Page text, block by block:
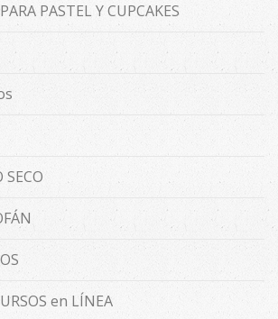
PASTEL Y CUPCAKES
en LÍNEA